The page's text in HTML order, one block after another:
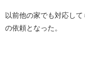
以前他の家でも対応し
の依頼となった。